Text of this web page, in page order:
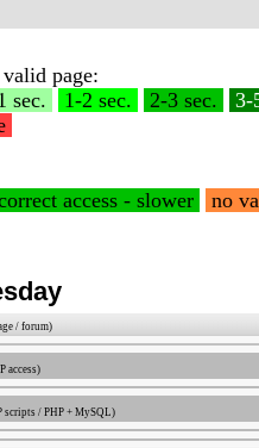
page:
sec. 1-2 sec. 2-3 sec.
3-
access - slower
no
/ forum)
access)
/ PHP + MySQL)